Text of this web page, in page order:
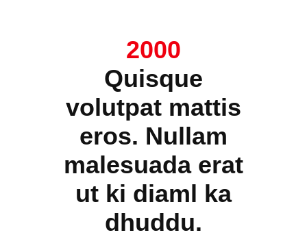
2000
Quisque
volutpat mattis
eros. Nullam
malesuada erat
ut ki diaml ka
dhuddu.